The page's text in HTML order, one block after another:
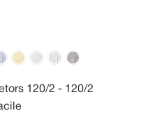
120/2 - 120/2